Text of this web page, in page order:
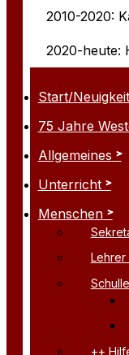
Start/
75 Jahre
Allgemeines
Unterricht
Menschen
Lehrer
++
2010-2020:
2020-heute: